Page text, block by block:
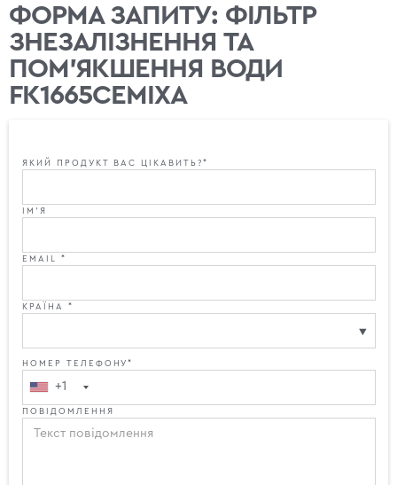
ФОРМА ЗАПИТУ: ФІЛЬТР
ЗНЕЗАЛІЗНЕННЯ ТА
ПОМ'ЯКШЕННЯ ВОДИ
FK1665CEMIXA
ЯКИЙ ПРОДУКТ ВАС ЦІКАВИТЬ?*
ІМ'Я
EMAIL *
КРАЇНА *
НОМЕР ТЕЛЕФОНУ*
+1
ПОВІДОМЛЕННЯ